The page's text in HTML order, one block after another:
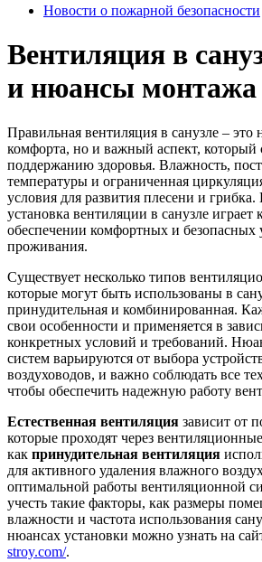
Новости о пожарной безопасности
Вентиляция в
и нюансы монтажа
Правильная вентиляция в санузле – это
комфорта, но и важный аспект, который
поддержанию здоровья. Влажность,
температуры и ограниченная
условия для развития плесени и
установка вентиляции в санузле играет
обеспечении комфортных и безопасных
проживания.
Существует несколько типов
которые могут быть использованы в
принудительная и комбинированная.
свои особенности и применяется в
конкретных условий и требований.
систем варьируются от выбора
воздуховодов, и важно соблюдать все
чтобы обеспечить надежную работу
Естественная вентиляция зависит от
которые проходят через
как принудительная вентиляция
для активного удаления влажного
оптимальной работы вентиляционной
учесть такие факторы, как размеры
влажности и частота использования
нюансах установки можно узнать на
stroy.com/.